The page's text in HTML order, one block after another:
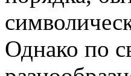
Од­нако по